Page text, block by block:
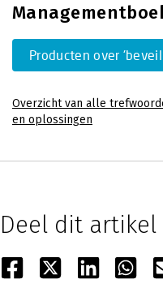
Producten over
Overzicht van alle
en oplossingen
Deel dit artikel